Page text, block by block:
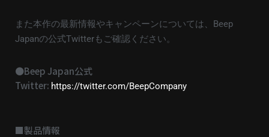
また本作の最新情報やキャンペーンについては、Beep
Japanの公式Twitterもご確認ください。
●Beep Japan公式
Twitter: https://twitter.com/BeepCompany
■製品情報